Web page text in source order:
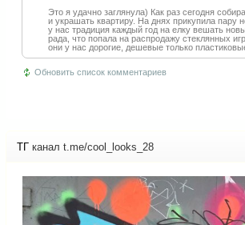
Это я удачно заглянула) Как раз сегодня
и украшать квартиру. На днях прикупила пару
у нас традиция каждый год на елку вешать
рада, что попала на распродажу стеклянных
они у нас дорогие, дешевые только
Обновить список комментариев
ТГ канал t.me/cool_looks_28